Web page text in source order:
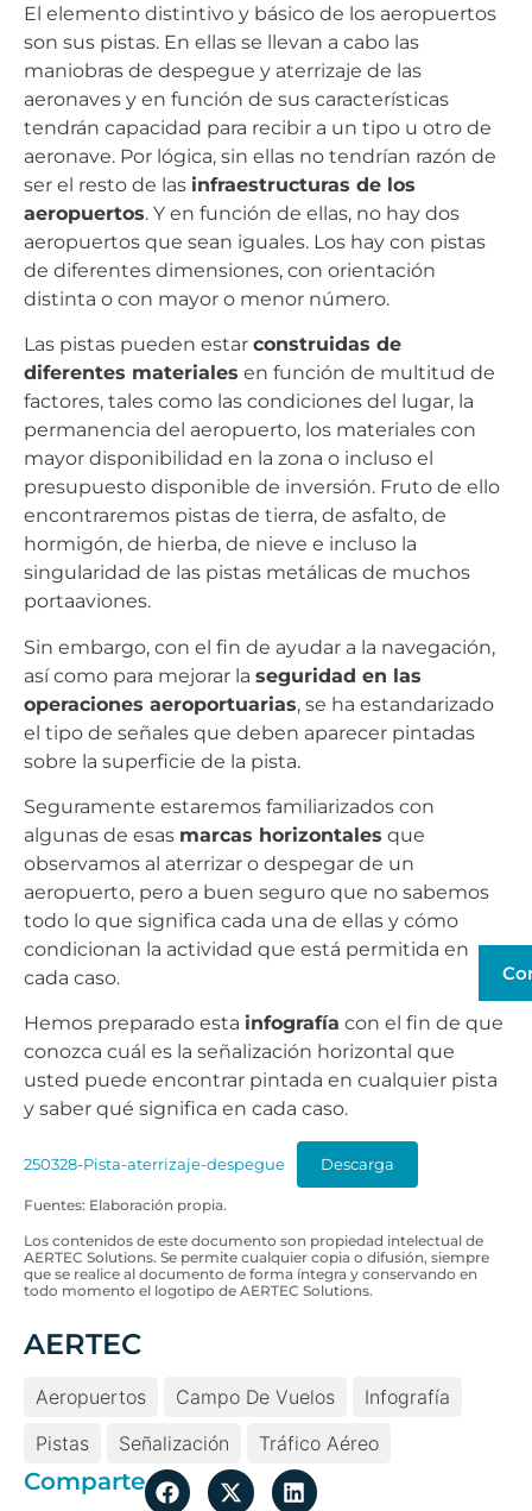
El elemento distintivo y básico de los aeropuertos
son sus pistas. En ellas se llevan a cabo las
maniobras de despegue y aterrizaje de las
aeronaves y en función de sus características
tendrán capacidad para recibir a un tipo u otro de
aeronave. Por lógica, sin ellas no tendrían razón de
ser el resto de las infraestructuras de los
aeropuertos. Y en función de ellas, no hay dos
aeropuertos que sean iguales. Los hay con pistas
de diferentes dimensiones, con orientación
distinta o con mayor o menor número.
Las pistas pueden estar construidas de
diferentes materiales en función de multitud de
factores, tales como las condiciones del lugar, la
permanencia del aeropuerto, los materiales con
mayor disponibilidad en la zona o incluso el
presupuesto disponible de inversión. Fruto de ello
encontraremos pistas de tierra, de asfalto, de
hormigón, de hierba, de nieve e incluso la
singularidad de las pistas metálicas de muchos
portaaviones.
Sin embargo, con el fin de ayudar a la navegación,
así como para mejorar la seguridad en las
operaciones aeroportuarias, se ha estandarizado
el tipo de señales que deben aparecer pintadas
sobre la superficie de la pista.
Seguramente estaremos familiarizados con
algunas de esas marcas horizontales que
observamos al aterrizar o despegar de un
aeropuerto, pero a buen seguro que no sabemos
todo lo que significa cada una de ellas y cómo
condicionan la actividad que está permitida en
cada caso.
Hemos preparado esta infografía con el fin de que
conozca cuál es la señalización horizontal que
usted puede encontrar pintada en cualquier pista
y saber qué significa en cada caso.
250328-Pista-aterrizaje-despegue Descarga
Fuentes: Elaboración propia.
Los contenidos de este documento son propiedad intelectual de
AERTEC Solutions. Se permite cualquier copia o difusión, siempre
que se realice al documento de forma íntegra y conservando en
todo momento el logotipo de AERTEC Solutions.
AERTEC
Aeropuertos Campo De Vuelos
Infografía
Pistas
Señalización Tráfico Aéreo
Comparte